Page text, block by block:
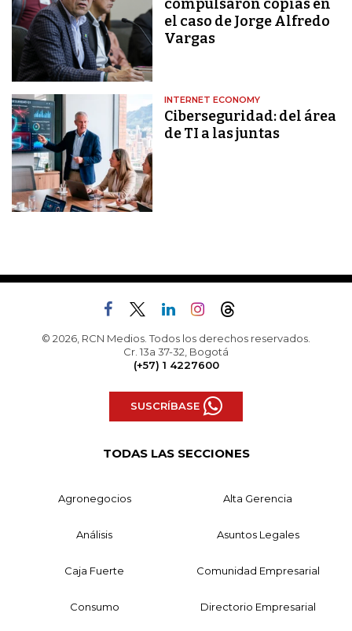
compulsaron copias en
el caso de Jorge Alfredo
Vargas
INTERNET ECONOMY
Ciberseguridad: del área
de TI a las juntas
© 2026, RCN Medios. Todos los derechos reservados.
Cr. 13a 37-32, Bogotá
(+57) 1 4227600
SUSCRÍBASE
TODAS LAS SECCIONES
Agronegocios Alta Gerencia
Análisis Asuntos Legales
Caja Fuerte Comunidad Empresarial
Consumo Directorio Empresarial